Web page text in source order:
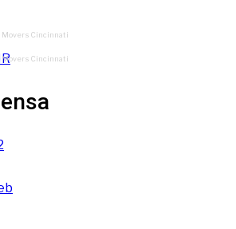
Movers Cincinnati
Movers Cincinnati